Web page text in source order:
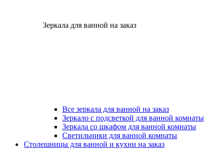
Зеркала для ванной на заказ
Все зеркала для ванной на заказ
Зеркало с подсветкой для ванной комнаты
Зеркала со шкафом для ванной комнаты
Светильники для ванной комнаты
Столешницы для ванной и кухни на заказ